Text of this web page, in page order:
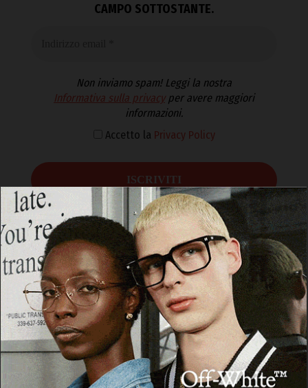
CAMPO SOTTOSTANTE.
Non inviamo spam! Leggi la nostra
Informativa sulla privacyper avere maggiori
informazioni.
Accetto la Privacy Policy